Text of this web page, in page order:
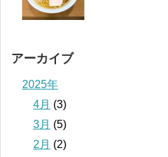
アーカイブ
2025年
4月 (3)
3月 (5)
2月 (2)